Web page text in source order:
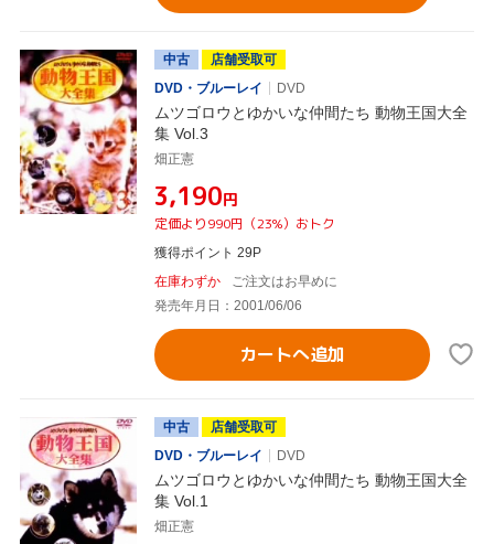
中古
店舗受取可
DVD・ブルーレイ
DVD
ムツゴロウとゆかいな仲間たち 動物王国大全
集 Vol.3
畑正憲
¥3,190円
定価より990円（23%）おトク
獲得ポイント 29P
在庫わずか
ご注文はお早めに
発売年月日：2001/06/06
カートへ追加
中古
店舗受取可
DVD・ブルーレイ
DVD
ムツゴロウとゆかいな仲間たち 動物王国大全
集 Vol.1
畑正憲